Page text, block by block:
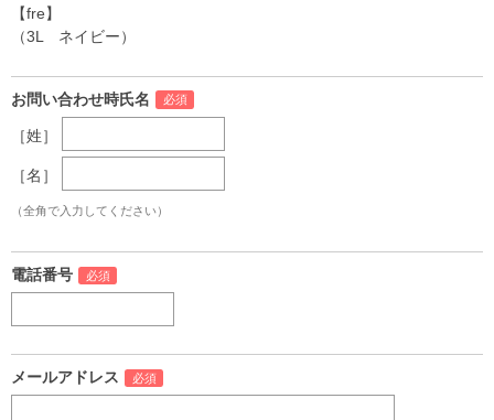
【fre】
（3L ネイビー）
お問い合わせ時氏名
［姓］
［名］
（全角で入力してください）
電話番号
メールアドレス